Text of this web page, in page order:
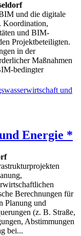
und die digitale
Koordination,
und BIM-
Projektbeteiligten.
in der
Maßnahmen
bedingter
Energie *
Berechnungen für
Planung und
(z. B. Straße,
Abstimmungen
bei...